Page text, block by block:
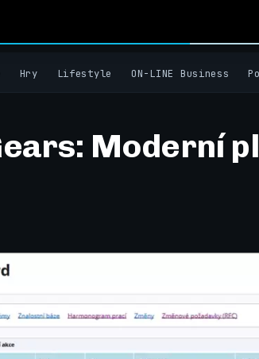
Hry Lifestyle ON-LINE Business
Moderní